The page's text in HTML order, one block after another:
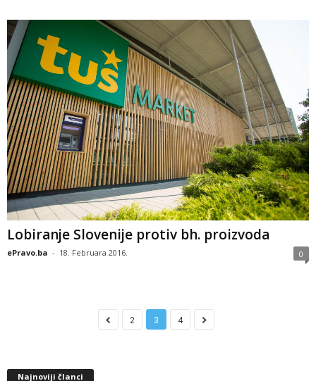
Lobiranje Slovenije protiv bh. proizvoda
ePravo.ba - 18. Februara 2016. 0
2 3 4
Najnoviji članci